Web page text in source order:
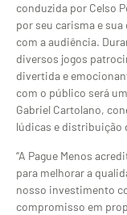
conduzida por Celso
por seu carisma e
com a audiência.
diversos jogos
divertida e
com o público será
Gabriel Cartolano,
lúdicas e distribuição
“A Pague Menos
para melhorar a
nosso investimento
compromisso em